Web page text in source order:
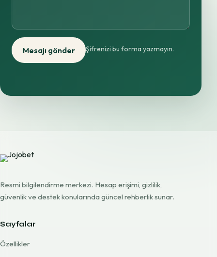
Mesajı gönder Şifrenizi bu forma yazmayın.
Resmi bilgilendirme merkezi. Hesap erişimi, gizlilik,
güvenlik ve destek konularında güncel rehberlik sunar.
Sayfalar
Özellikler